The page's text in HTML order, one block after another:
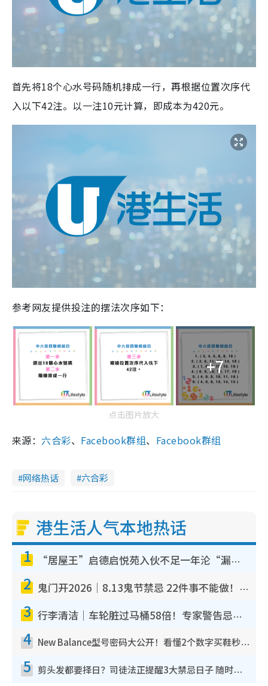
首先将18个心水号码随机排成一行，再根据位置次序代
入以下42注。以一注10元计算，即成本为420元。
参考网友提供投注的摆法次序如下：
+7
点击图片放大
来源： 六合彩、 Facebook群组、 Facebook群组
网络热话 六合彩
港生活人气本地热话
1 “居屋王”启德启悦苑入伙不足一年沦“漏水之王”！插座喷火花致大停电 多户业主全屋家电报废
2 鬼门开2026｜8.13鬼节禁忌 22件事不能做！烧肉、刺身要少食？半夜勿吹口哨/打给个电话
3 行李清洁｜车轮脏过马桶58倍！专家警告忌用酒精擦 教1招免脏手除菌
4 New Balance型号密码大公开！看懂2个数字买鞋秒知功能免中伏 附5大热门鞋款
5 剪头发都要择日？司徒法正提醒3大禁忌日子 随时剪走财运！这日剪发恐“剪寿命”？